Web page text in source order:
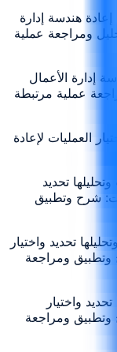
هندسة إدارة
ومراجعة عملية
إدارة الأعمال
عملية مرتبطة
العمليات لإعادة
تحديد
شرح وتطبيق
تحديد واختيار
وتطبيق ومراجعة
واختيار
وتطبيق ومراجعة